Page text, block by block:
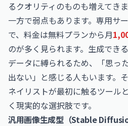
るクオリティのものも増えてきま
一方で弱点もあります。専用サ
で、料金は無料プランから月
のが多く見られます。生成でき
データに縛られるため、「思っ
出ない」と感じる人もいます。
ネイリストが最初に触るツール
く現実的な選択肢です。
汎用画像生成型（Stable